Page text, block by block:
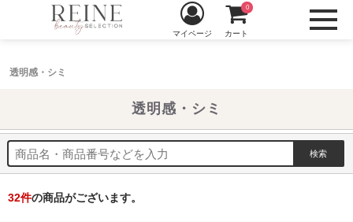
透明感・シミ
マイページ カート
0
透明感・シミ
32件の商品がございます。